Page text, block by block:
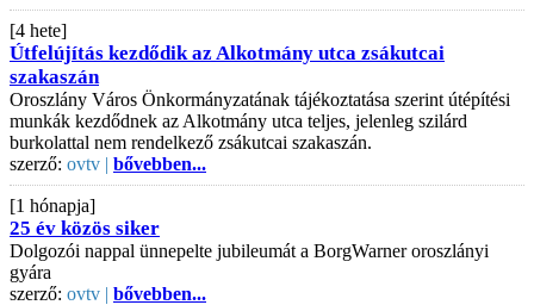
[4 hete]
Útfelújítás kezdődik az Alkotmány utca zsákutcai
szakaszán
Oroszlány Város Önkormányzatának tájékoztatása szerint útépítési
munkák kezdődnek az Alkotmány utca teljes, jelenleg szilárd
burkolattal nem rendelkező zsákutcai szakaszán.
szerző: ovtv | bővebben...
[1 hónapja]
25 év közös siker
Dolgozói nappal ünnepelte jubileumát a BorgWarner oroszlányi
gyára
szerző: ovtv | bővebben...